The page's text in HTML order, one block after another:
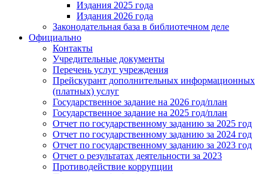
Издания 2025 года
Издания 2026 года
Законодательная база в библиотечном деле
Официально
Контакты
Учредительные документы
Перечень услуг учреждения
Прейскурант дополнительных информационных
(платных) услуг
Государственное задание на 2026 год/план
Государственное задание на 2025 год/план
Отчет по государственному заданию за 2025 год
Отчет по государственному заданию за 2024 год
Отчет по государственному заданию за 2023 год
Отчет о результатах деятельности за 2023
Противодействие коррупции